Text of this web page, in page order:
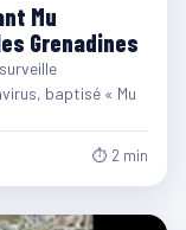
Mu
Grenadines
baptisé « Mu
⏱ 2 min